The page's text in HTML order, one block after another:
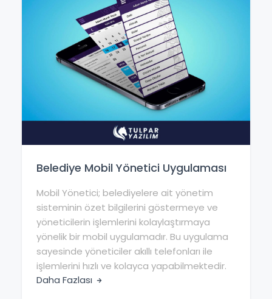
Belediye Mobil Yönetici Uygulaması
Mobil Yönetici; belediyelere ait yönetim
sisteminin özet bilgilerini göstermeye ve
yöneticilerin işlemlerini kolaylaştırmaya
yönelik bir mobil uygulamadır. Bu uygulama
sayesinde yöneticiler akıllı telefonları ile
işlemlerini hızlı ve kolayca yapabilmektedir.
Daha Fazlası